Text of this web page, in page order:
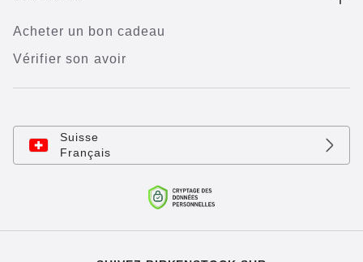
Acheter un bon cadeau
Vérifier son avoir
Suisse
Français